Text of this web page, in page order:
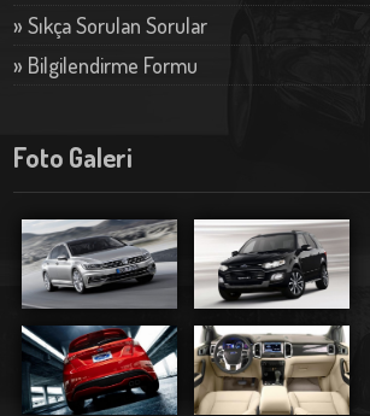
» Sıkça Sorulan Sorular
» Bilgilendirme Formu
Foto Galeri